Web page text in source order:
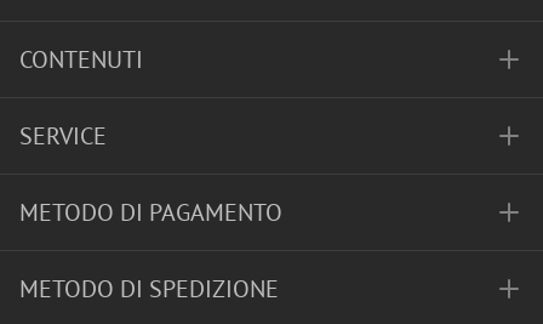
CONTENUTI
SERVICE
METODO DI PAGAMENTO
METODO DI SPEDIZIONE